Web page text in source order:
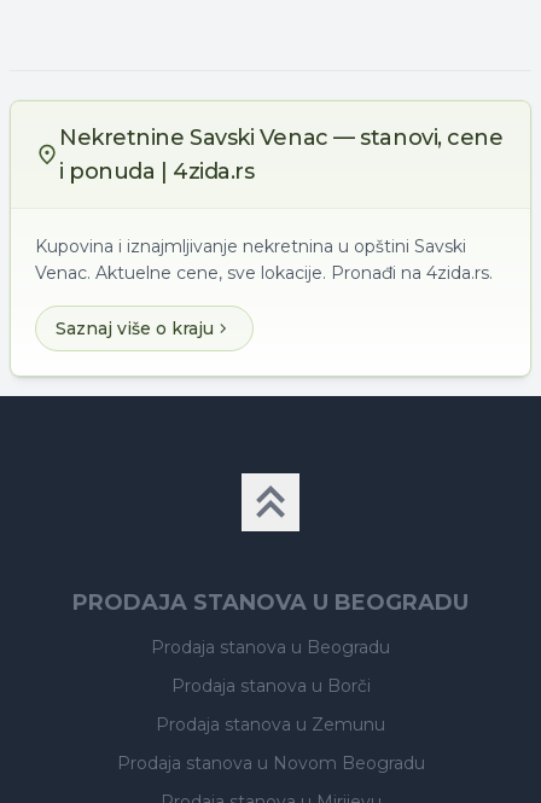
Nekretnine Savski Venac — stanovi, cene
i ponuda | 4zida.rs
Kupovina i iznajmljivanje nekretnina u opštini Savski
Venac. Aktuelne cene, sve lokacije. Pronađi na 4zida.rs.
Saznaj više o kraju
PRODAJA STANOVA U BEOGRADU
Prodaja stanova u Beogradu
Prodaja stanova u Borči
Prodaja stanova u Zemunu
Prodaja stanova u Novom Beogradu